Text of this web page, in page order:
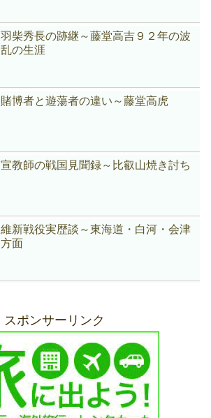
羽柴秀長の跡継～藤堂高吉９２年の波
乱の生涯
賭博者と遊蕩者の違い～藤堂高虎
宣教師の戦国見聞録～比叡山焼き討ち
維新戦役実歴談～東海道・白河・会津
方面
スポンサーリンク